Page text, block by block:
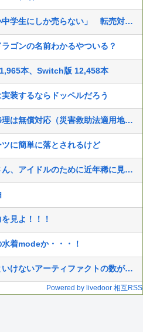
イオン、ポケモンカードは「小中学生にしか売らない」 転売対策の決断が「素晴らしい」
ゴンの名前わかるやついる？
本、Switch版 12,458本
装するならドッペルだろう
任天堂、熊本地震を受け製品修理は無償対応（災害救助法適用地域）
に簡単に落とされるけど
【ん報】漫画は手を抜く冨樫さん、アイドルのために近年稀に見る美麗イラストを描くww
見よ！！！
着modeか・・・！
【グラブル】毎週選別しないといけないアーティファクトの数がまた増えた…
Powered by livedoor 相互RSS